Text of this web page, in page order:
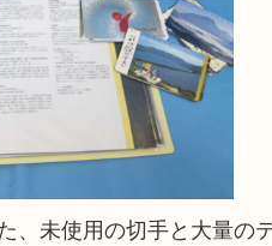
、未使用の切手と大量の